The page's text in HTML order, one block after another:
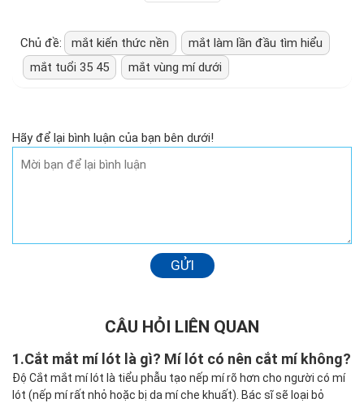
Chủ đề: mắt kiến thức nền
mắt làm lần đầu tìm hiểu
mắt tuổi 35 45
mắt vùng mí dưới
Hãy để lại bình luận của bạn bên dưới!
GỬI
CÂU HỎI LIÊN QUAN
1.Cắt mắt mí lót là gì? Mí lót có nên cắt mí không?
Độ Cắt mắt mí lót là tiểu phẫu tạo nếp mí rõ hơn cho người có mí
lót (nếp mí rất nhỏ hoặc bị da mí che khuất). Bác sĩ sẽ loại bỏ